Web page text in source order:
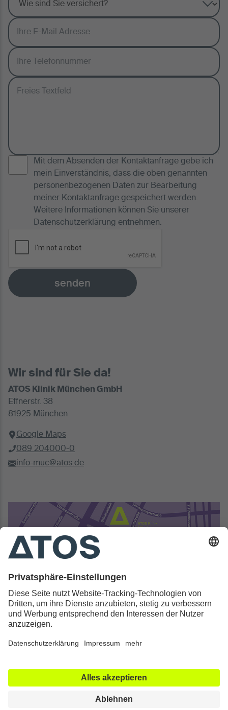
Mit dem Absenden der Kontaktanfrage gebe ich
mein Einverständnis, dass die oben genannten
personenbezogenen Daten zur Bearbeitung
meiner Kontaktanfrage gespeichert werden.
Weitere Informationen können Sie unserer
Datenschutzerklärung entnehmen.
senden
Wir sind für Sie da!
ATOS Klinik München GmbH
Effnerstr. 38
81925 München
Google Maps
089 204000-0
info-muc@atos.de